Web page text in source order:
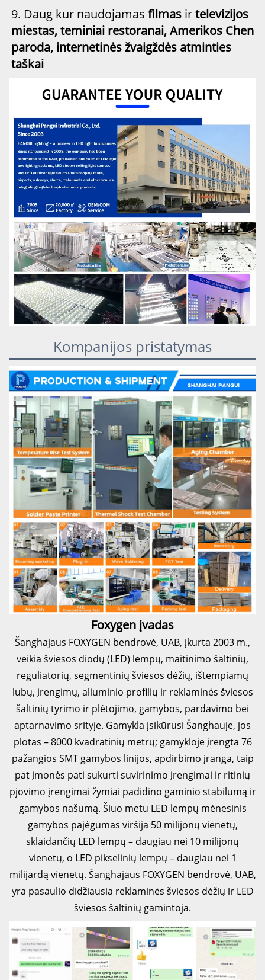
9. Daug kur naudojamas filmas irtelevizijos
miestas, teminiai restoranai, Amerikos Chen
paroda, internetinės žvaigždės atminties
taškai
Kompanijos pristatymas
Foxygen įvadas
Šanghajaus FOXYGEN bendrovė, UAB, įkurta 2003 m.,
veikia šviesos diodų (LED) lempų, maitinimo šaltinių,
reguliatorių, segmentinių šviesos dėžių, ištempiamų
lubų, įrengimų, aliuminio profilių ir reklaminės šviesos
šaltinių tyrimo ir plėtojimo, gamybos, pardavimo bei
aptarnavimo srityje. Gamykla įsikūrusi Šanghauje, jos
plotas – 8000 kvadratinių metrų; gamykloje įrengta 76
pažangios SMT gamybos linijos, apdirbimo įranga, taip
pat įmonės pati sukurti suvirinimo įrengimai ir ritinių
pjovimo įrengimai žymiai padidino gaminio stabilumą ir
gamybos našumą. Šiuo metu LED lempų mėnesinis
gamybos pajėgumas viršija 50 milijonų vienetų,
sklaidančių LED lempų – daugiau nei 10 milijonų
vienetų, o LED pikselinių lempų – daugiau nei 1
milijardą vienetų. Šanghajaus FOXYGEN bendrovė, UAB,
yra pasaulio didžiausia reklaminės šviesos dėžių ir LED
šviesos šaltinių gamintoja.